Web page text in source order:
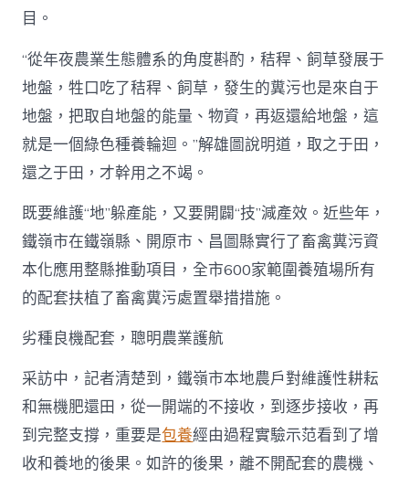
目。
“從年夜農業生態體系的角度斟酌，秸稈、飼草發展于
地盤，牲口吃了秸稈、飼草，發生的糞污也是來自于
地盤，把取自地盤的能量、物資，再返還給地盤，這
就是一個綠色種養輪迴。”解雄圖說明道，取之于田，
還之于田，才幹用之不竭。
既要維護“地”躲產能，又要開闢“技”減產效。近些年，
鐵嶺市在鐵嶺縣、開原市、昌圖縣實行了畜禽糞污資
本化應用整縣推動項目，全市600家範圍養殖場所有
的配套扶植了畜禽糞污處置舉措措施。
劣種良機配套，聰明農業護航
采訪中，記者清楚到，鐵嶺市本地農戶對維護性耕耘
和無機肥還田，從一開端的不接收，到逐步接收，再
到完整支撐，重要是包養經由過程實驗示范看到了增
收和養地的後果。如許的後果，離不開配套的農機、